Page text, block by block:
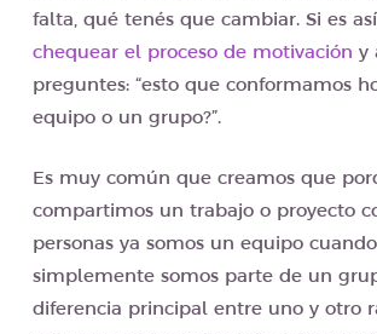
falta, qué tenés que cambiar. Si es
chequear el proceso de motivación y
preguntes: “esto que conformamos
equipo o un grupo?”.
Es muy común que creamos que
compartimos un trabajo o proyecto
personas ya somos un equipo
simplemente somos parte de un
diferencia principal entre uno y otro